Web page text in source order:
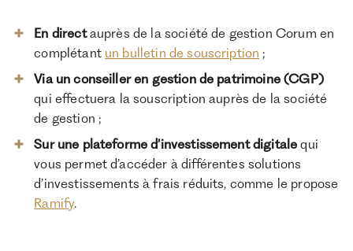
En directauprès de la société de gestion Corum en
complétant un bulletin de souscription ;
Via un conseiller en gestion de patrimoine (CGP)
qui effectuera la souscription auprès de la société
de gestion ;
Sur une plateforme d’investissement digitalequi
vous permet d’accéder à différentes solutions
d’investissements à frais réduits, comme le propose
Ramify.